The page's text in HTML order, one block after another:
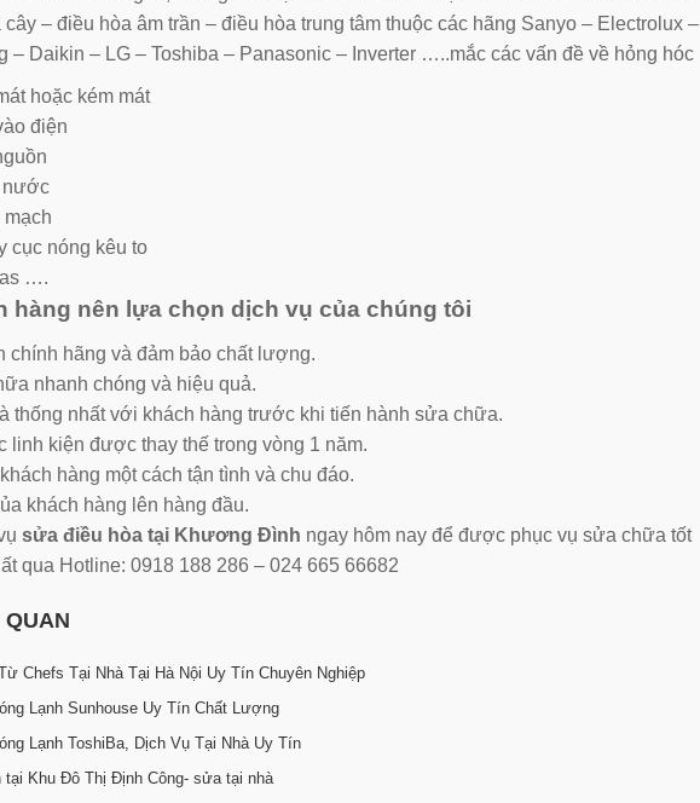
– điều hòa âm trần – điều hòa trung tâm thuộc các hãng Sanyo – Electrolux –
– Daikin – LG – Toshiba – Panasonic – Inverter …..mắc các vấn đề về hỏng hóc
hoặc kém mát
điện
nước
cục nóng kêu to
….
hàng nên lựa chọn dịch vụ của chúng tôi
chính hãng và đảm bảo chất lượng.
nhanh chóng và hiệu quả.
thống nhất với khách hàng trước khi tiến hành sửa chữa.
linh kiện được thay thế trong vòng 1 năm.
hàng một cách tận tình và chu đáo.
khách hàng lên hàng đầu.
sửa điều hòa tại Khương Đình ngay hôm nay để được phục vụ sửa chữa tốt
qua Hotline: 0918 188 286 – 024 665 66682
QUAN
Chefs Tại Nhà Tại Hà Nội Uy Tín Chuyên Nghiệp
Lạnh Sunhouse Uy Tín Chất Lượng
Lạnh ToshiBa, Dịch Vụ Tại Nhà Uy Tín
Khu Đô Thị Định Công- sửa tại nhà